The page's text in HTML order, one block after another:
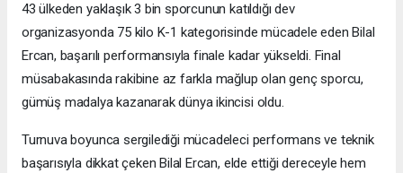
43 ülkeden yaklaşık 3 bin sporcunun katıldığı dev
organizasyonda 75 kilo K-1 kategorisinde mücadele eden Bilal
Ercan, başarılı performansıyla finale kadar yükseldi. Final
müsabakasında rakibine az farkla mağlup olan genç sporcu,
gümüş madalya kazanarak dünya ikincisi oldu.
Turnuva boyunca sergilediği mücadeleci performans ve teknik
başarısıyla dikkat çeken Bilal Ercan, elde ettiği dereceyle hem